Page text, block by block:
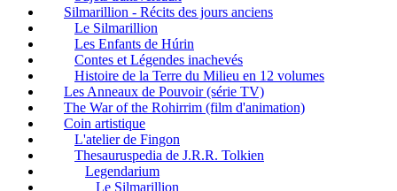
Silmarillion - Récits des jours anciens
Le Silmarillion
Les Enfants de Húrin
Contes et Légendes inachevés
Histoire de la Terre du Milieu en 12 volumes
Les Anneaux de Pouvoir (série TV)
The War of the Rohirrim (film d'animation)
Coin artistique
L'atelier de Fingon
Thesauruspedia de J.R.R. Tolkien
Legendarium
Le Silmarillion